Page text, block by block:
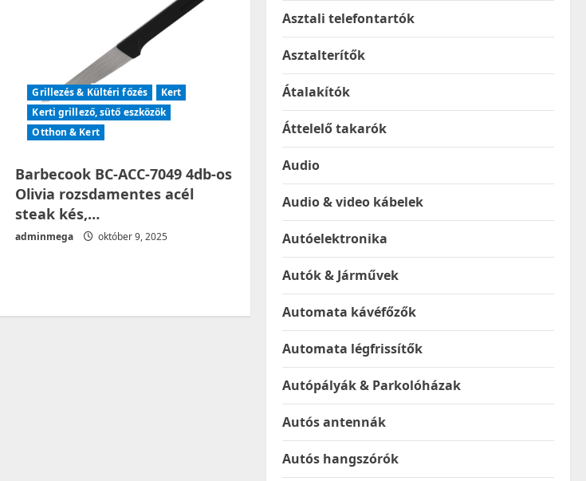
Grillezés & Kültéri főzés
Kert
Kerti grillező, sütő eszközök
Otthon & Kert
Barbecook BC-ACC-7049 4db-os
Olivia rozsdamentes acél
steak kés,…
adminmega október 9, 2025
Asztali telefontartók
Asztalterítők
Átalakítók
Áttelelő takarók
Audio
Audio & video kábelek
Autóelektronika
Autók & Járművek
Automata kávéfőzők
Automata légfrissítők
Autópályák & Parkolóházak
Autós antennák
Autós hangszórók